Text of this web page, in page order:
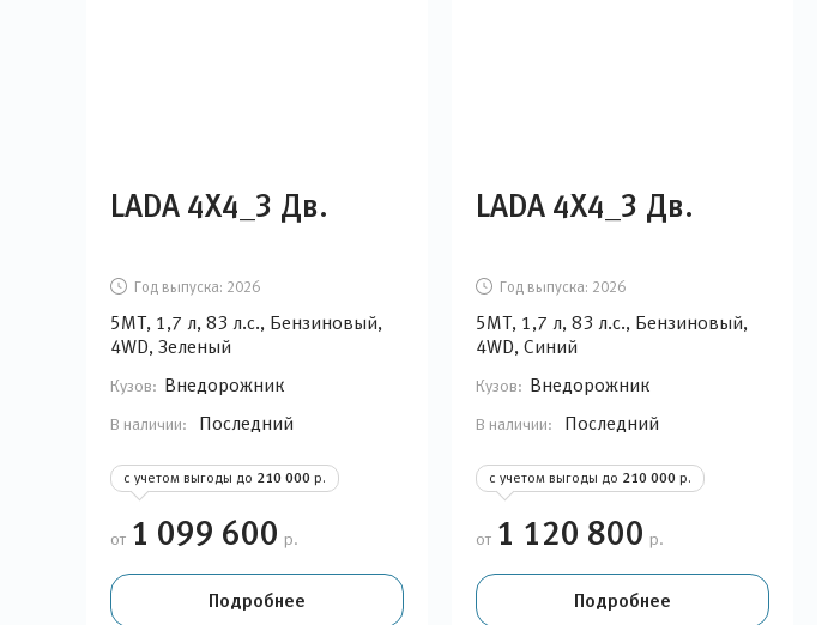
LADA 4Х4_3 Дв.
Год выпуска: 2026
5MT, 1,7 л, 83 л.с., Бензиновый,
4WD, Зеленый
Кузов: Внедорожник
В наличии: Последний
с учетом выгоды до 210 000 р.
от 1 099 600 р.
Подробнее
LADA 4Х4_3 Дв.
Год выпуска: 2026
5MT, 1,7 л, 83 л.с., Бензиновый,
4WD, Синий
Кузов: Внедорожник
В наличии: Последний
с учетом выгоды до 210 000 р.
от 1 120 800 р.
Подробнее